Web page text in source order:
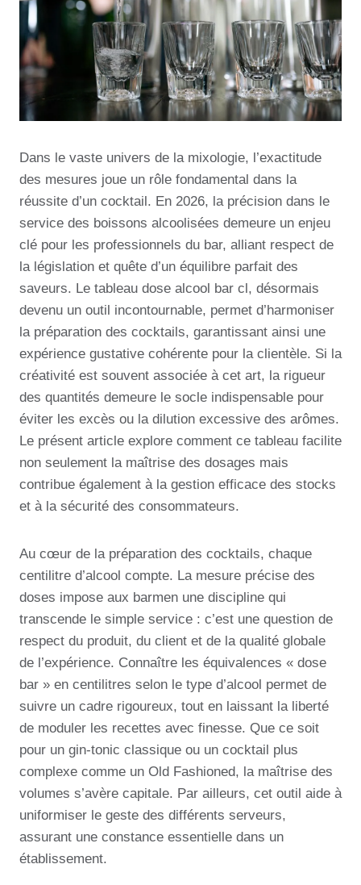
Dans le vaste univers de la mixologie, l’exactitude
des mesures joue un rôle fondamental dans la
réussite d’un cocktail. En 2026, la précision dans le
service des boissons alcoolisées demeure un enjeu
clé pour les professionnels du bar, alliant respect de
la législation et quête d’un équilibre parfait des
saveurs. Le tableau dose alcool bar cl, désormais
devenu un outil incontournable, permet d’harmoniser
la préparation des cocktails, garantissant ainsi une
expérience gustative cohérente pour la clientèle. Si la
créativité est souvent associée à cet art, la rigueur
des quantités demeure le socle indispensable pour
éviter les excès ou la dilution excessive des arômes.
Le présent article explore comment ce tableau facilite
non seulement la maîtrise des dosages mais
contribue également à la gestion efficace des stocks
et à la sécurité des consommateurs.
Au cœur de la préparation des cocktails, chaque
centilitre d’alcool compte. La mesure précise des
doses impose aux barmen une discipline qui
transcende le simple service : c’est une question de
respect du produit, du client et de la qualité globale
de l’expérience. Connaître les équivalences « dose
bar » en centilitres selon le type d’alcool permet de
suivre un cadre rigoureux, tout en laissant la liberté
de moduler les recettes avec finesse. Que ce soit
pour un gin-tonic classique ou un cocktail plus
complexe comme un Old Fashioned, la maîtrise des
volumes s’avère capitale. Par ailleurs, cet outil aide à
uniformiser le geste des différents serveurs,
assurant une constance essentielle dans un
établissement.